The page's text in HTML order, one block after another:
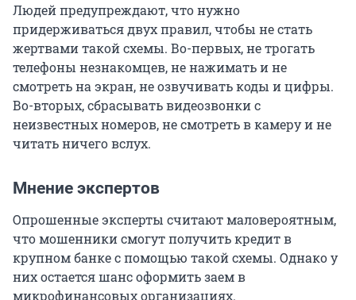
Людей предупреждают, что нужно
придерживаться двух правил, чтобы не стать
жертвами такой схемы. Во-первых, не трогать
телефоны незнакомцев, не нажимать и не
смотреть на экран, не озвучивать коды и цифры.
Во-вторых, сбрасывать видеозвонки с
неизвестных номеров, не смотреть в камеру и не
читать ничего вслух.
Мнение экспертов
Опрошенные эксперты считают маловероятным,
что мошенники смогут получить кредит в
крупном банке с помощью такой схемы. Однако у
них остается шанс оформить заем в
микрофинансовых организациях.